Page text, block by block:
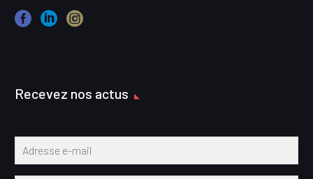
Recevez nos actus